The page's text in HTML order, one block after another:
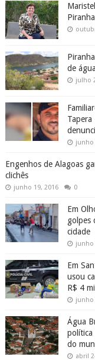
de
julho
Tapera
junho
Engenhos de Alagoas
clichês
junho 19, 2016 0
Em
golpes
cidade
junho
Em
usou
R$ 4 mil
junho
Água
política
do
abril